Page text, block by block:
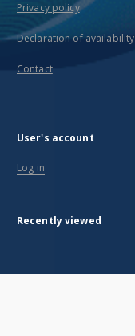
Privacy policy
Declaration of availability
Contact
User's account
Log in
Recently viewed